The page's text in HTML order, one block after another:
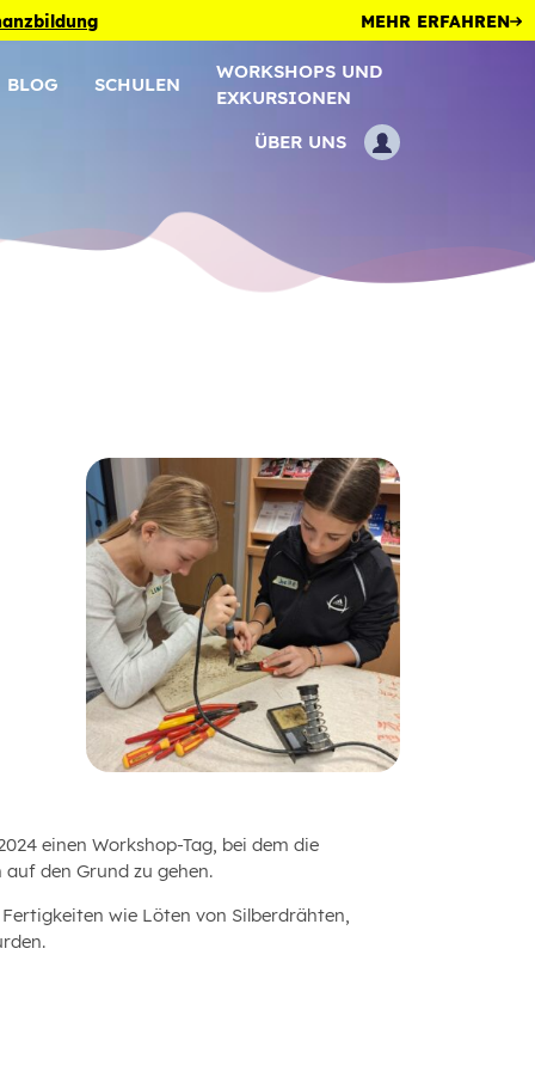
MEHR ERFAHREN
BLOG SCHULEN
WORKSHOPS UND
EXKURSIONEN
ÜBER UNS
einen Workshop-Tag, bei dem die
den Grund zu gehen.
wie Löten von Silberdrähten,